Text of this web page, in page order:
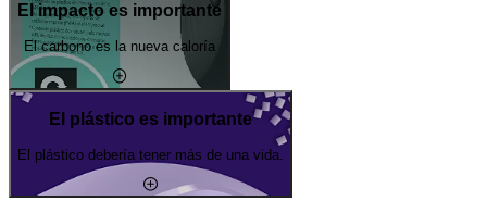
El impacto es importante
El carbono es la nueva caloría
El plástico es importante
El plástico debería tener más de una vida.